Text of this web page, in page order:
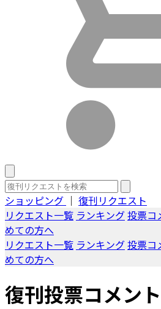
ショッピング ｜ 復刊リクエスト
リクエスト一覧 ランキング投票コ
めての方へ
リクエスト一覧 ランキング投票コ
めての方へ
復刊投票コメン